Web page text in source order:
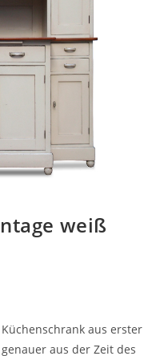
weiß
aus erster
aus der Zeit des